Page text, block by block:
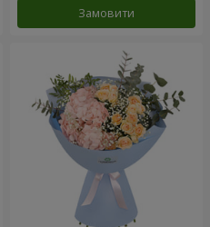
Замовити